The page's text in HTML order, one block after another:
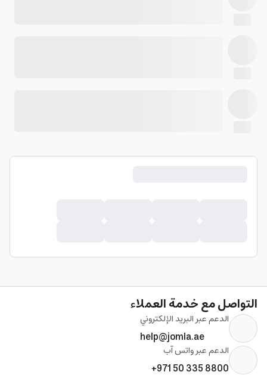
التواصل مع خدمة العملاء
الدعم عبر البريد الإلكتروني
help@jomla.ae
الدعم عبر واتس آب
+971 50 335 8800